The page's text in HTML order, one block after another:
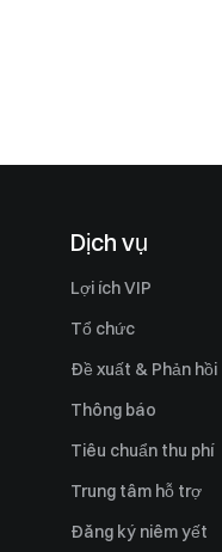
Dịch vụ
Lợi ích VIP
Tổ chức
Đề xuất & Phản hồi
Thông báo
Tiêu chuẩn thu phí
Trung tâm hỗ trợ
Đăng ký niêm yết